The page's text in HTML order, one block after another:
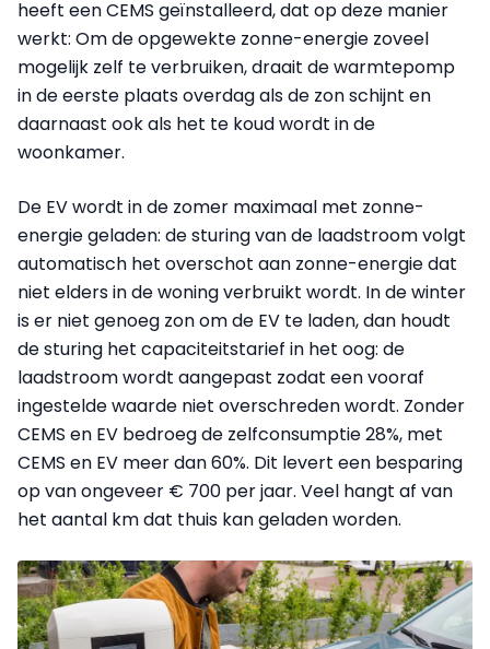
heeft een CEMS geïnstalleerd, dat op deze manier
werkt: Om de opgewekte zonne-energie zoveel
mogelijk zelf te verbruiken, draait de warmtepomp
in de eerste plaats overdag als de zon schijnt en
daarnaast ook als het te koud wordt in de
woonkamer.
De EV wordt in de zomer maximaal met zonne-
energie geladen: de sturing van de laadstroom volgt
automatisch het overschot aan zonne-energie dat
niet elders in de woning verbruikt wordt. In de winter
is er niet genoeg zon om de EV te laden, dan houdt
de sturing het capaciteitstarief in het oog: de
laadstroom wordt aangepast zodat een vooraf
ingestelde waarde niet overschreden wordt. Zonder
CEMS en EV bedroeg de zelfconsumptie 28%, met
CEMS en EV meer dan 60%. Dit levert een besparing
op van ongeveer € 700 per jaar. Veel hangt af van
het aantal km dat thuis kan geladen worden.